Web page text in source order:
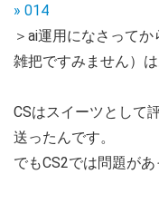
» 014
＞ai運用になさって
雑把ですみません）
CSはスイーツとして
送ったんです。
でもCS2では問題があ